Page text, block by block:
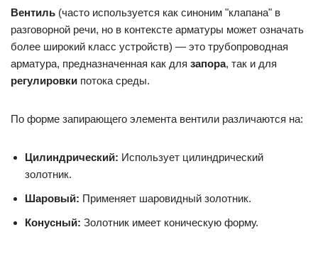
Вентиль (часто используется как синоним "клапана" в
разговорной речи, но в контексте арматуры может означать
более широкий класс устройств) — это трубопроводная
арматура, предназначенная как для запора, так и для
регулировки потока среды.
По форме запирающего элемента вентили различаются на:
Цилиндрический: Использует цилиндрический
золотник.
Шаровый: Применяет шаровидный золотник.
Конусный: Золотник имеет коническую форму.